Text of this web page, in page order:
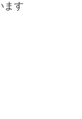
ます